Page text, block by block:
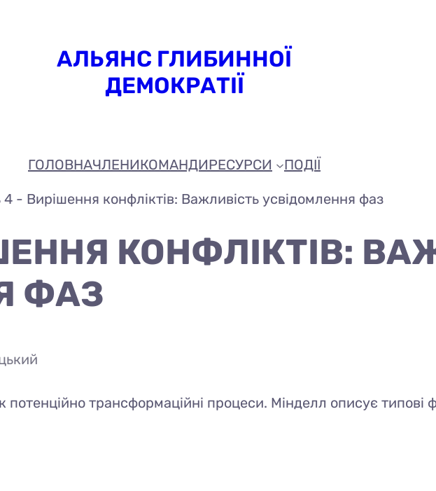
АЛЬЯНС ГЛИБИННОЇ
ДЕМОКРАТІЇ
ГОЛОВНАЧЛЕНИКОМАНДИРЕСУРСИ ПОДІЇ
- Вирішення конфліктів: Важливість усвідомлення фаз
КОНФЛІКТІВ:
ФАЗ
потенційно трансформаційні процеси. Мінделл описує типові